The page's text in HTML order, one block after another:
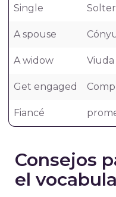
Single
A spouse
A widow Viuda
Get engaged
Fiancé
Consejos
el